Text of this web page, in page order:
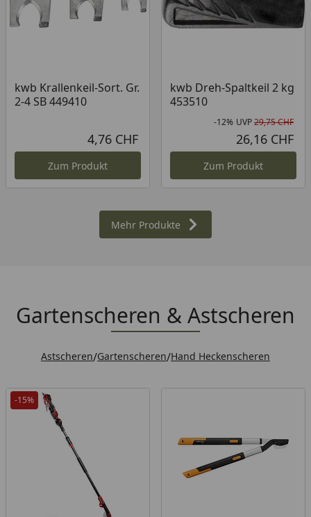
kwb Krallenkeil-Sort. Gr.
2-4 SB 449410
4,76 CHF
Zum Produkt
kwb Dreh-Spaltkeil 2 kg
453510
-12% UVP29,75 CHF
26,16 CHF
Zum Produkt
Mehr Produkte
Gartenscheren & Astscheren
Astscheren/Gartenscheren/Hand Heckenscheren
-15%